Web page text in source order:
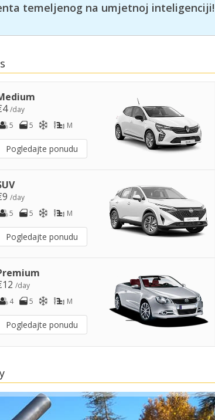
temeljenog na umjetnoj inteligenciji!
/day
5
5 M
Pogledajte ponudu
/day
5
5 M
Pogledajte ponudu
/day
4
5 M
Pogledajte ponudu